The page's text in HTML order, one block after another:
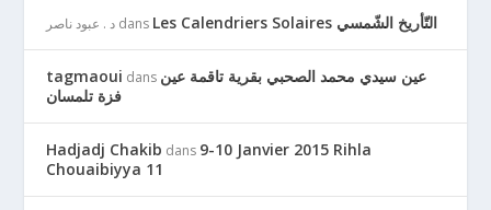
د . عبود ناصر dans Les Calendriers Solaires التّأريخ الشّمسي
tagmaoui dans عين سيدي محمد الصحبي بقرية تاقمة عين
فزة تلمسان
Hadjadj Chakib dans 9-10 Janvier 2015 Rihla
Chouaibiyya 11